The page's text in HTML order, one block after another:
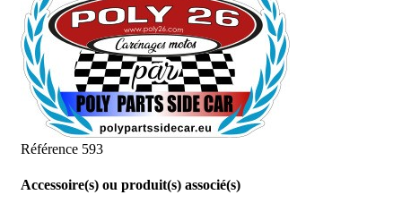
Référence 593
Accessoire(s) ou produit(s) associé(s)